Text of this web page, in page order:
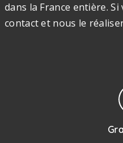
dans la France entière.
contact et nous le